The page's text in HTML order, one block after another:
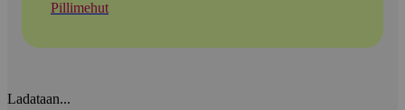
Pillimehut
Ladataan...